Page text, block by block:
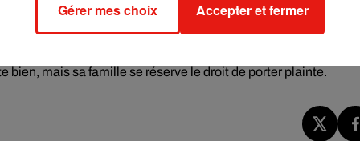
sur la porte du parloir, fera délivrer la mère de famille vers
évoquant des « manquements graves et un
pour faire la lumière sur cet incident rarissime. Bien que
bien, mais sa famille se réserve le droit de porter plainte.
Gérer mes choix Accepter et fermer